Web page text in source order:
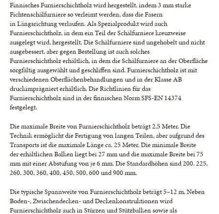
Finnisches Furnierschichtholz wird hergestellt, indem 3 mm starke
Fichtenschälfurniere so verleimt werden, dass die Fasern
in Längsrichtung verlaufen. Als Spezialprodukt wird auch
Furnierschichtholz, in dem ein Teil der Schälfurniere kreuzweise
ausgelegt wird, hergestellt. Die Schälfurniere sind ungehobelt und nicht
ausgebessert, aber gegen Bestellung ist auch solches
Furnierschichtholz erhältlich, in dem die Schälfurniere an der Oberfläche
sorgfältig ausgewählt und geschliffen sind. Furnierschichtholz ist mit
verschiedenen Oberflächenbehandlungen und in der Klasse AB
druckimprägniert erhältlich. Die Richtlinien für das
Furnierschichtholz sind in der finnischen Norm SFS-EN 14374
festgelegt.
Die maximale Breite von Furnierschichtholz beträgt 2,5 Meter. Die
Technik ermöglicht die Fertigung von langen Teilen, aber aufgrund des
Transports ist die maximale Länge ca. 25 Meter. Die minimale Breite
der erhältlichen Balken liegt bei 27 mm und die maximale Breite bei 75
mm mit einer Abstufung von je 6 mm. Die Standardhöhen sind 200, 225,
260, 300, 360, 400, 450, 500, 600 und 900 mm.
Die typische Spannweite von Furnierschichtholz beträgt 5–12 m. Neben
Boden-, Zwischendecken- und Deckenkonstruktionen wird
Furnierschichtholz auch in Stürzen und Stützbalken sowie als